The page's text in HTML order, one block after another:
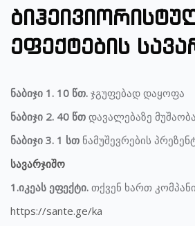
გადადი მთავარ შინაარსზე
ეფექტების
ნაბიჯი 1. 10 წთ. ჯგუფებად დაყოფა
ნაბიჯი 2. 40 წთ დავალებაზე მუშაობა
ნაბიჯი 3. 1 სთ ნამუშევრების
სავარჯიშო
1.იკეას ეფექტი. თქვენ ხართ
https://sante.ge/ka